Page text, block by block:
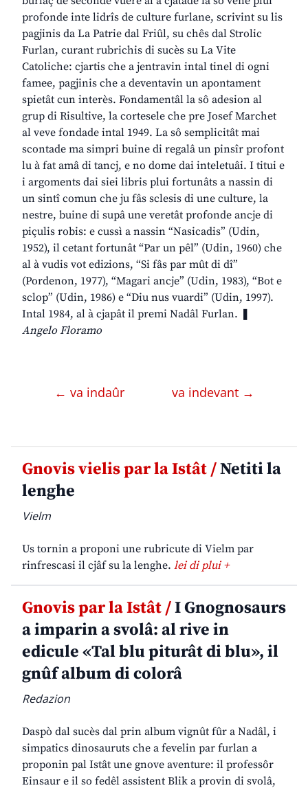
profonde inte lidrîs de culture furlane, scrivint su lis
pagjinis da La Patrie dal Friûl, su chês dal Strolic
Furlan, curant rubrichis di sucès su La Vite
Catoliche: cjartis che a jentravin intal tinel di ogni
famee, pagjinis che a deventavin un apontament
spietât cun interès. Fondamentâl la sô adesion al
grup di Risultive, la cortesele che pre Josef Marchet
al veve fondade intal 1949. La sô semplicitât mai
scontade ma simpri buine di regalâ un pinsîr profont
lu à fat amâ di tancj, e no dome dai inteletuâi. I titui e
i argoments dai siei libris plui fortunâts a nassin di
un sintî comun che ju fâs sclesis di une culture, la
nestre, buine di supâ une veretât profonde ancje di
piçulis robis: e cussì a nassin “Nasicadis” (Udin,
1952), il cetant fortunât “Par un pêl” (Udin, 1960) che
al à vudis vot edizions, “Si fâs par mût di dî”
(Pordenon, 1977), “Magari ancje” (Udin, 1983), “Bot e
sclop” (Udin, 1986) e “Diu nus vuardi” (Udin, 1997).
Intal 1984, al à cjapât il premi Nadâl Furlan. ❚
Angelo Floramo
← va indaûr va indevant →
Gnovis vielis par la Istât /Netiti la
lenghe
Vielm
Us tornin a proponi une rubricute di Vielm par
rinfrescasi il cjâf su la lenghe. lei di plui +
Gnovis par la Istât /I Gnognosaurs
a imparin a svolâ: al rive in
edicule «Tal blu piturât di blu», il
gnûf album di colorâ
Redazion
Daspò dal sucès dal prin album vignût fûr a Nadâl, i
simpatics dinosauruts che a fevelin par furlan a
proponin pal Istât une gnove aventure: il professôr
Einsaur e il so fedêl assistent Blik a provin di svolâ,